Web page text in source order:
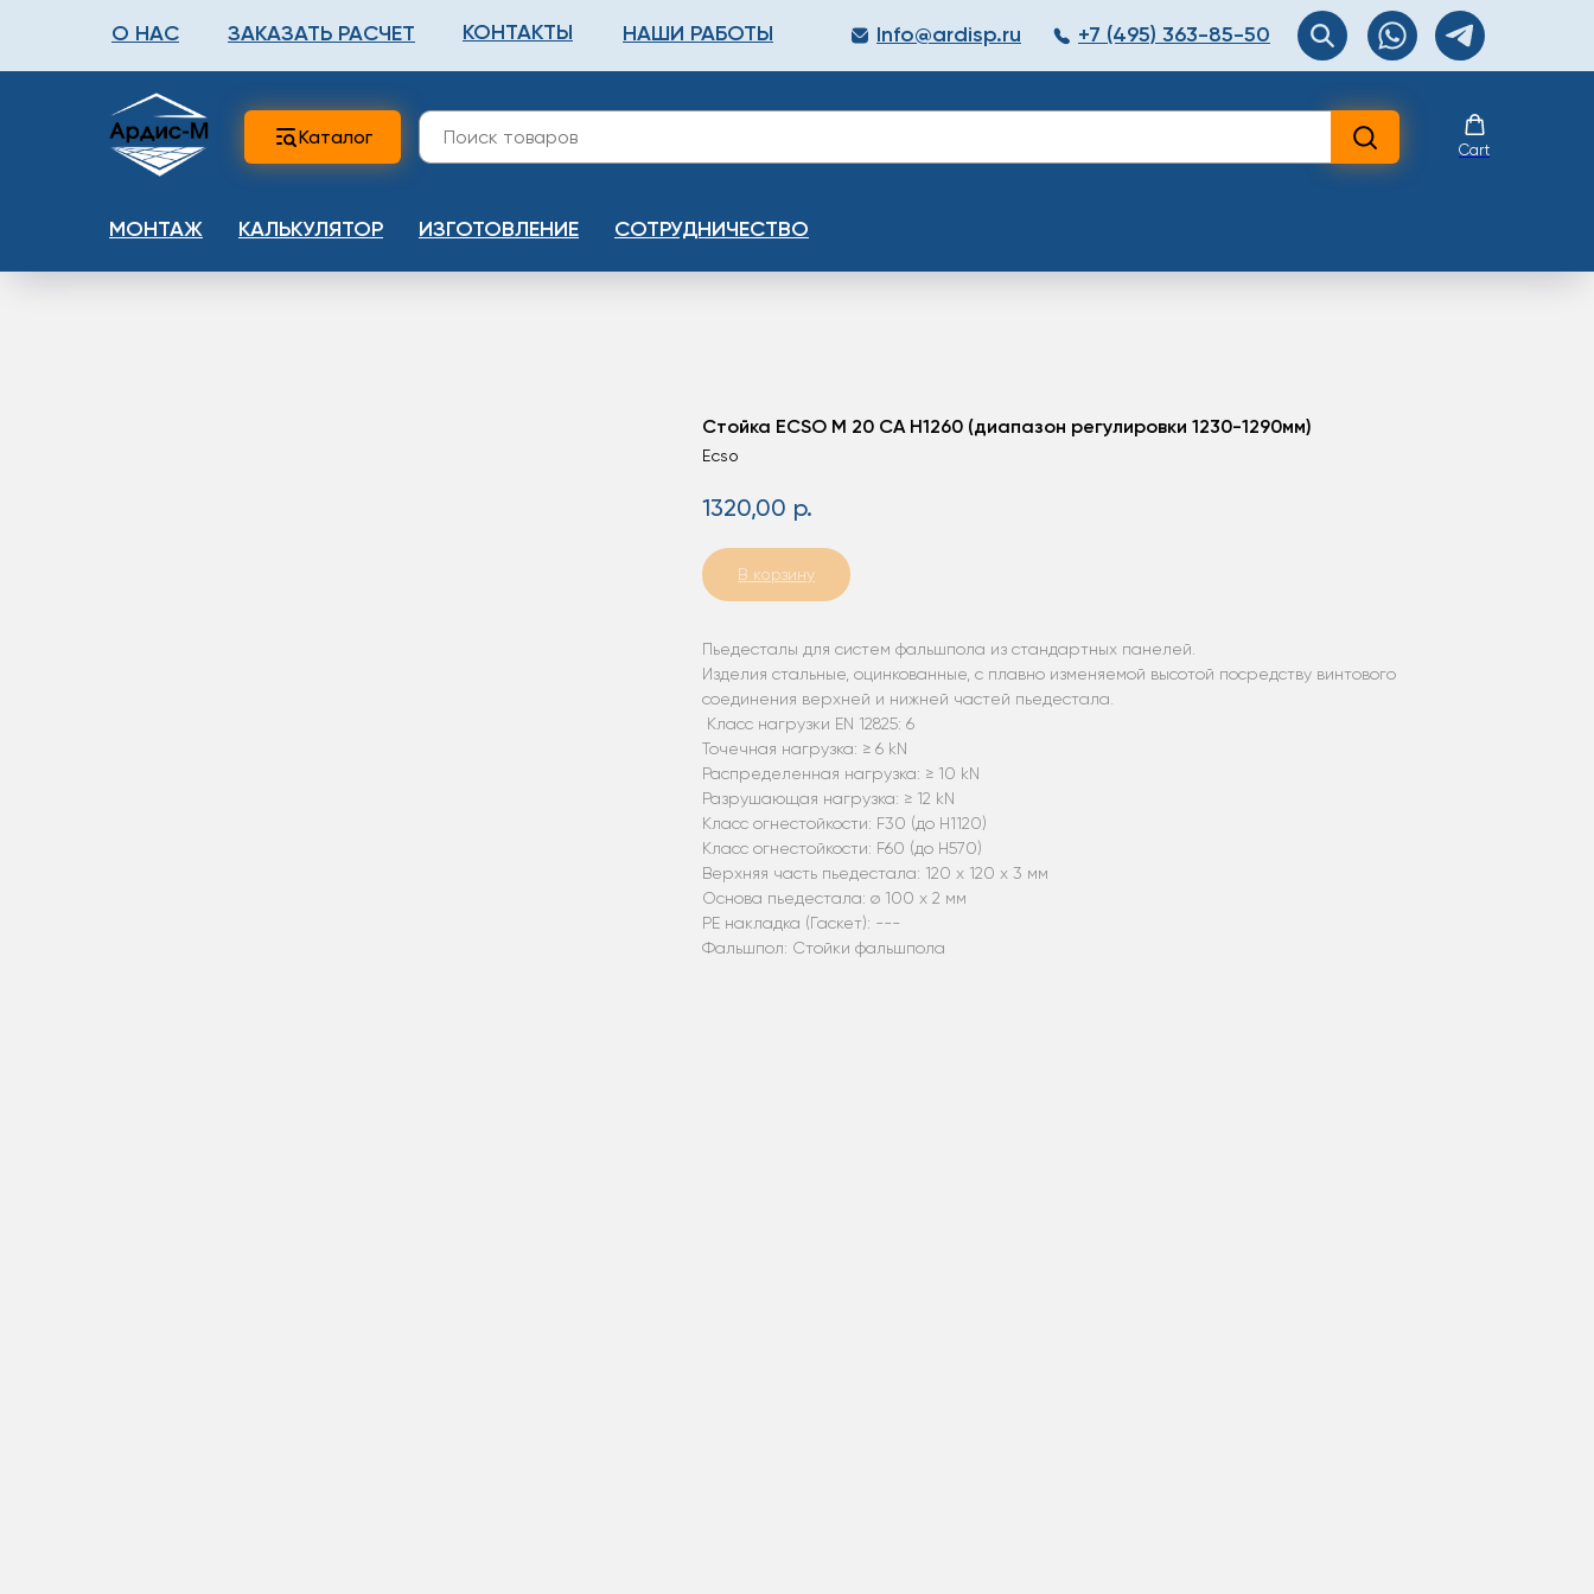
Перезвоните мне!
О НАС ЗАКАЗАТЬ РАСЧЕТ КОНТАКТЫ НАШИ РАБОТЫ +7 (495) 363-85-50
Info@ardisp.ru
ФАЛЬШПОЛ
Каталог
Cart
МОНТАЖ КАЛЬКУЛЯТОР ИЗГОТОВЛЕНИЕ СОТРУДНИЧЕСТВО
Стойка ECSO M 20 CA H1260 (диапазон регулировки 1230-1290мм)
Ecso
1320,00 р.
В корзину
Пьедесталы для систем фальшпола из стандартных панелей.
Изделия стальные, оцинкованные, с плавно изменяемой высотой посредству винтового
соединения верхней и нижней частей пьедестала.
Класс нагрузки EN 12825: 6
Точечная нагрузка: ≥ 6 kN
Распределенная нагрузка: ≥ 10 kN
Разрушающая нагрузка: ≥ 12 kN
Класс огнестойкости: F30 (до H1120)
Класс огнестойкости: F60 (до H570)
Верхняя часть пьедестала: 120 х 120 x 3 мм
Основа пьедестала: ø 100 х 2 мм
PE накладка (Гаскет): ---
Фальшпол: Стойки фальшпола